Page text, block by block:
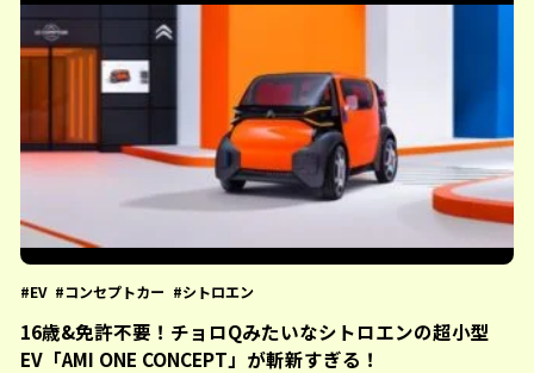
EV コンセプトカー シトロエン
16歳&免許不要！チョロQみたいなシトロエンの超小型
EV「AMI ONE CONCEPT」が斬新すぎる！